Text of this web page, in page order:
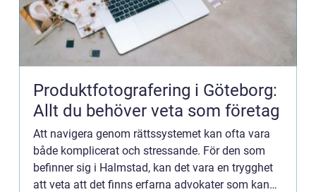
Produktfotografering i Göteborg:
Allt du behöver veta som företag
Att navigera genom rättssystemet kan ofta vara
både komplicerat och stressande. För den som
befinner sig i Halmstad, kan det vara en trygghet
att veta att det finns erfarna advokater som kan